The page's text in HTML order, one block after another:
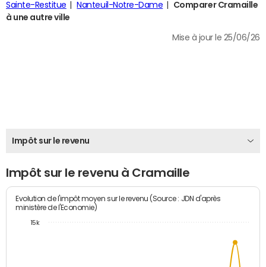
Sainte-Restitue
Nanteuil-Notre-Dame
Comparer Cramaille
à une autre ville
Mise à jour le 25/06/26
Impôt sur le revenu
Impôt sur le revenu à Cramaille
Evolution de l'impôt moyen sur le revenu (Source : JDN d'après
ministère de l'Economie)
15k